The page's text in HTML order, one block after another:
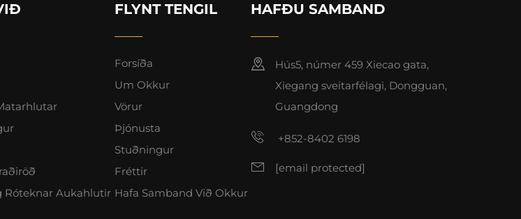
Róteknar Aukahlutir
FLYNT TENGIL
Forsíða
Um Okkur
Vörur
Þjónusta
Stuðningur
Fréttir
Hafa Samband Við Okkur
HAFÐU SAMBAND
Hús5, númer 459 Xiecao gata,
Xiegang sveitarfélagi, Dongguan,
Guangdong
+852-8402 6198
[email protected]